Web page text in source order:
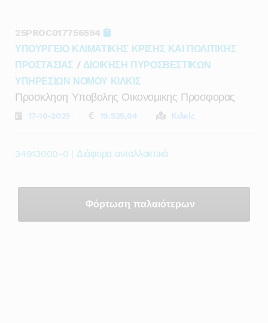
25PROC017756594
ΥΠΟΥΡΓΕΙΟ ΚΛΙΜΑΤΙΚΗΣ ΚΡΙΣΗΣ ΚΑΙ ΠΟΛΙΤΙΚΗΣ
ΠΡΟΣΤΑΣΙΑΣ / ΔΙΟΙΚΗΣΗ ΠΥΡΟΣΒΕΣΤΙΚΩΝ
ΥΠΗΡΕΣΙΩΝ ΝΟΜΟΥ ΚΙΛΚΙΣ
Προσκληση Υποβολης Οικονομικης Προσφορας
17-10-2025 19.525,04 Κιλκίς
34913000-0 | Διάφορα ανταλλακτικά
Φόρτωση παλαιότερων